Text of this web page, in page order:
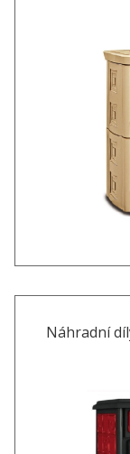
Náhradní